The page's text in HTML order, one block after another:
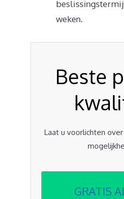
weken.
Beste
Laat u voorlichten
GRATIS